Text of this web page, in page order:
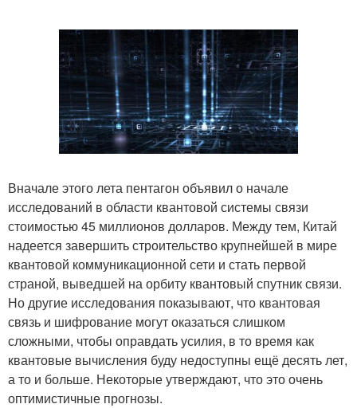
Вначале этого лета пентагон объявил о начале
исследований в области квантовой системы связи
стоимостью 45 миллионов долларов. Между тем, Китай
надеется завершить строительство крупнейшей в мире
квантовой коммуникационной сети и стать первой
страной, выведшей на орбиту квантовый спутник связи.
Но другие исследования показывают, что квантовая
связь и шифрование могут оказаться слишком
сложными, чтобы оправдать усилия, в то время как
квантовые вычисления буду недоступны ещё десять лет,
а то и больше. Некоторые утверждают, что это очень
оптимистичные прогнозы.